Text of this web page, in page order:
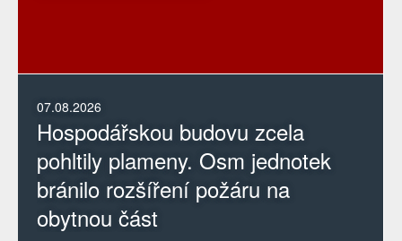
07.08.2026
Hospodářskou budovu zcela
pohltily plameny. Osm jednotek
bránilo rozšíření požáru na
obytnou část